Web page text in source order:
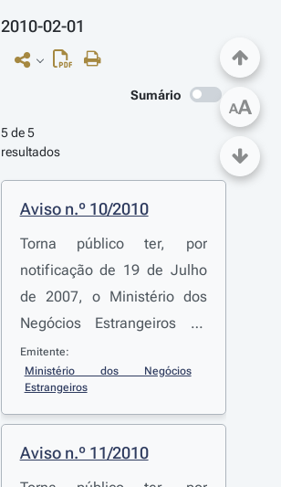
2010-02-01
Sumário
5 de 5
resultados
Aviso n.º 10/2010
Torna público ter, por
notificação de 19 de Julho
de 2007, o Ministério dos
Negócios Estrangeiros do
Reino dos Países Baixos
notificado ter a República
modificado a sua
autoridade, em
conformidade com o artigo
Emitente:
Ministério dos Negócios
Estrangeiros
Aviso n.º 11/2010
AA